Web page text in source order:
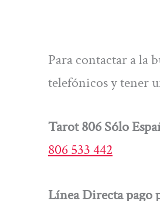
Para contactar a la
telefónicos y tener
Tarot 806 Sólo
806 533 442
Línea Directa pago